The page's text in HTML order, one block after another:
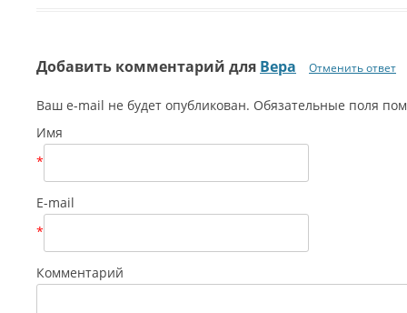
Добавить комментарий для Вера Отменить ответ
Ваш e-mail не будет опубликован. Обязательные поля
Имя
*
E-mail
*
Комментарий